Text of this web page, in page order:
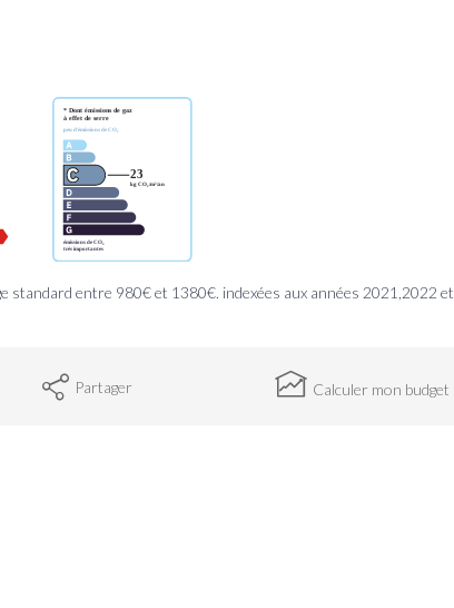
standard entre 980€ et 1380€. indexées aux années 2021,2022 et
Partager Calculer mon budget